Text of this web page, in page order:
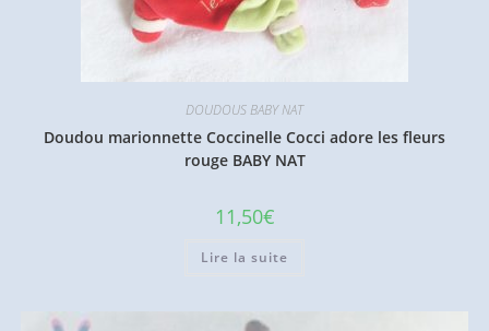
DOUDOUS BABY NAT
Doudou marionnette Coccinelle Cocci adore les fleurs
rouge BABY NAT
11,50€
Lire la suite